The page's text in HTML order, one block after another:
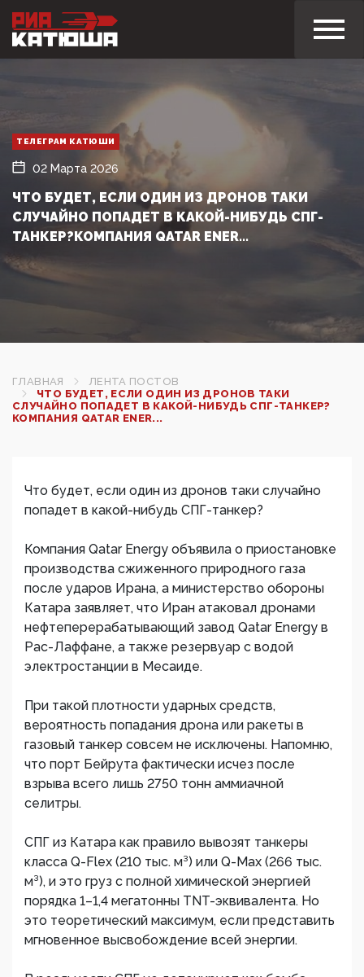
ТЕЛЕГРАМ КАТЮШИ
02 Марта 2026
ЧТО БУДЕТ, ЕСЛИ ОДИН ИЗ ДРОНОВ ТАКИ
СЛУЧАЙНО ПОПАДЕТ В КАКОЙ-НИБУДЬ СПГ-
ТАНКЕР?КОМПАНИЯ QATAR ENER...
ГЛАВНАЯ
ЛЕНТА ПОСТОВ
ЧТО БУДЕТ, ЕСЛИ ОДИН ИЗ ДРОНОВ ТАКИ
СЛУЧАЙНО ПОПАДЕТ В КАКОЙ-НИБУДЬ СПГ-ТАНКЕР?
КОМПАНИЯ QATAR ENER...
Что будет, если один из дронов таки случайно
попадет в какой-нибудь СПГ-танкер?
Компания Qatar Energy объявила о приостановке
производства сжиженного природного газа
после ударов Ирана, а министерство обороны
Катара заявляет, что Иран атаковал дронами
нефтеперерабатывающий завод Qatar Energy в
Рас-Лаффане, а также резервуар с водой
электростанции в Месаиде.
При такой плотности ударных средств,
вероятность попадания дрона или ракеты в
газовый танкер совсем не исключены. Напомню,
что порт Бейрута фактически исчез после
взрыва всего лишь 2750 тонн аммиачной
селитры.
СПГ из Катара как правило вывозят танкеры
класса Q-Flex (210 тыс. м³) или Q-Max (266 тыс.
м³), и это груз с полной химической энергией
порядка 1–1,4 мегатонны TNT-эквивалента. Но
это теоретический максимум, если представить
мгновенное высвобождение всей энергии.